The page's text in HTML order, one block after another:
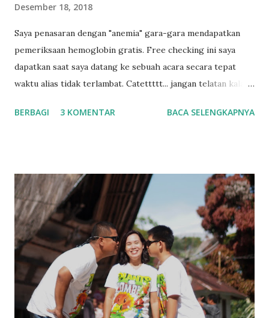
Desember 18, 2018
Saya penasaran dengan "anemia" gara-gara mendapatkan
pemeriksaan hemoglobin gratis. Free checking ini saya
dapatkan saat saya datang ke sebuah acara secara tepat
waktu alias tidak terlambat. Catettttt... jangan telatan kalau
ambang batas walaupun masih tergolong normal, sehingga
malam ini. cek Hb - pict. Charles E. Mengenal Anemia dan
akibatnya Anemia adalah keadaan dimana tubuh kekurangan
hemoglobin dalam sel darah merah. Hemoglobin (Hb) adalah
protein pembawa oksigen dari jantung, yang diperoleh dari
paru-paru, untuk didistribusikan ke seluruh tubuh. Waduh,
ternyata penting banget ya fungsi si hemoglobin ini. Dan
jika kita kekurangan jumlah Hb ini, tentunya ada
konsekuensi atau risiko yang harus di tanggung donk.
BERBAGI 3 KOMENTAR BACA SELENGKAPNYA